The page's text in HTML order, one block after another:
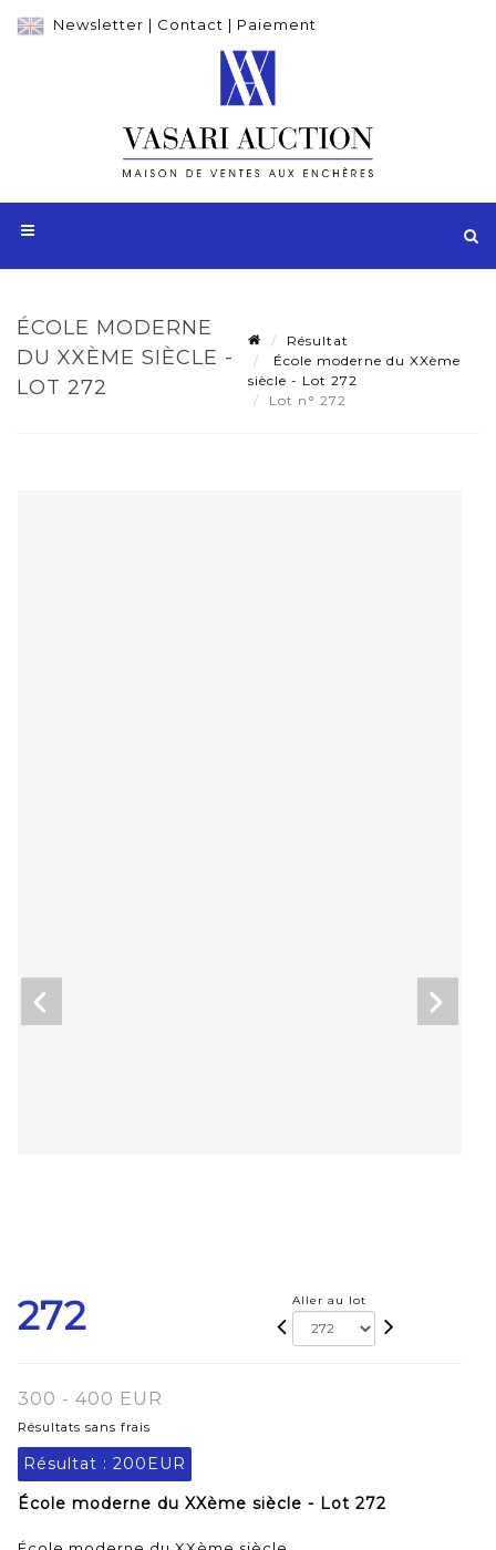
Newsletter | Contact | Paiement
ÉCOLE MODERNE
DU XXÈME SIÈCLE -
LOT 272
Résultat
École moderne du XXème
siècle - Lot 272
Lot n° 272
272 Aller au lot
300 - 400 EUR
Résultats sans frais
Résultat : 200EUR
École moderne du XXème siècle - Lot 272